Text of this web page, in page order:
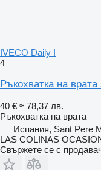
IVECO Daily I
4
Ръкохватка на
40 € ≈ 78,37 лв.
Ръкохватка на врата
Испания, Sant Pere
LAS COLINAS
Свържете се с